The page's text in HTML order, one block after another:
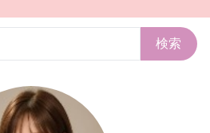
検索